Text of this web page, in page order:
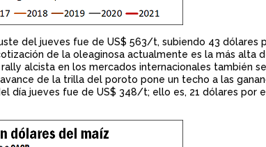
del jueves fue de US$ 563/t, subiendo 43 dólares
de la oleaginosa actualmente es la más alta
alcista en los mercados internacionales también
de la trilla del poroto pone un techo a las
día jueves fue de US$ 348/t; ello es, 21 dólares por